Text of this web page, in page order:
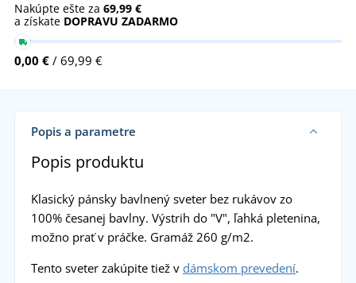
Nakúpte ešte za 69,99 €
a získate DOPRAVU ZADARMO
0,00 € / 69,99 €
Popis a parametre
Popis produktu
Klasický pánsky bavlnený sveter bez rukávov zo
100% česanej bavlny. Výstrih do "V", ľahká pletenina,
možno prať v práčke. Gramáž 260 g/m2.
Tento sveter zakúpite tiež v dámskom prevedení.